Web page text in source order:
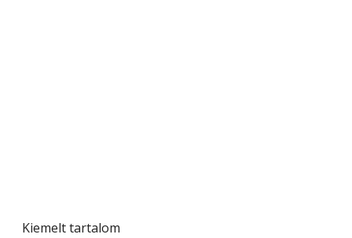
Kiemelt tartalom